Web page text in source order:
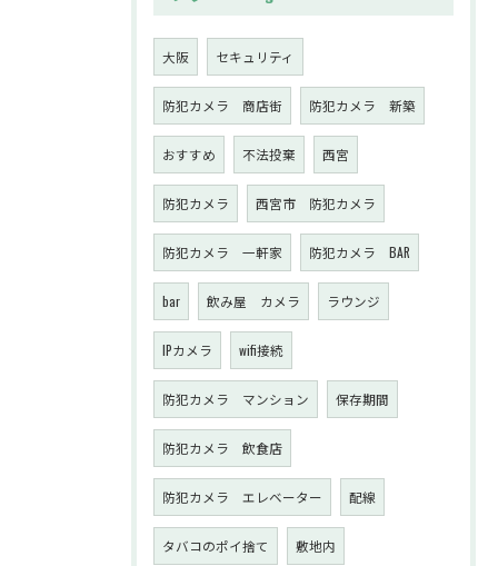
大阪 セキュリティ
防犯カメラ 商店街 防犯カメラ 新築
おすすめ 不法投棄 西宮
防犯カメラ 西宮市 防犯カメラ
防犯カメラ 一軒家 防犯カメラ BAR
bar 飲み屋 カメラ ラウンジ
IPカメラ wifi接続
防犯カメラ マンション 保存期間
防犯カメラ 飲食店
防犯カメラ エレベーター 配線
タバコのポイ捨て 敷地内